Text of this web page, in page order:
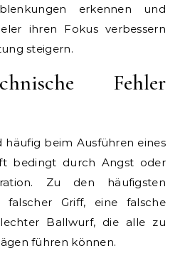
erkennen und
ihren Fokus verbessern
steigern.
Fehler
häufig beim Ausführen eines
bedingt durch Angst oder
Zu den häufigsten
Griff, eine falsche
Ballwurf, die alle zu
führen können.